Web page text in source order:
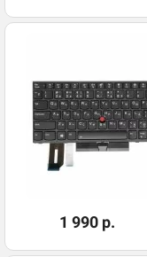
1 990 р.